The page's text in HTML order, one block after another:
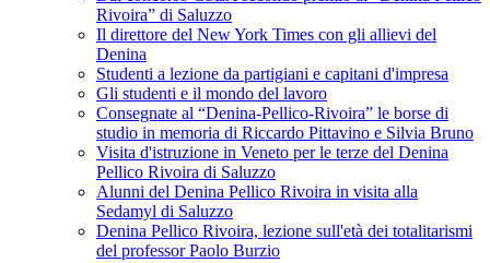
Rivoira” di Saluzzo
Il direttore del New York Times con gli allievi del
Denina
Studenti a lezione da partigiani e capitani d'impresa
Gli studenti e il mondo del lavoro
Consegnate al “Denina-Pellico-Rivoira” le borse di
studio in memoria di Riccardo Pittavino e Silvia Bruno
Visita d'istruzione in Veneto per le terze del Denina
Pellico Rivoira di Saluzzo
Alunni del Denina Pellico Rivoira in visita alla
Sedamyl di Saluzzo
Denina Pellico Rivoira, lezione sull'età dei totalitarismi
del professor Paolo Burzio